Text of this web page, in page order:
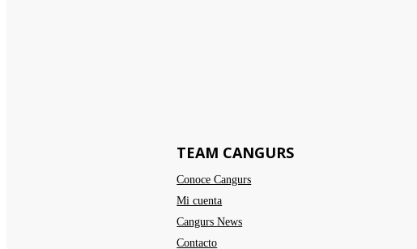
TEAM CANGURS
Conoce Cangurs
Mi cuenta
Cangurs News
Contacto